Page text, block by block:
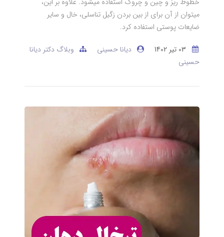
خطوط ریز و چین و چروک استفاده میشود. علاوه بر این،
میتوان از آن برای از بین بردن زگیل تناسلی، خال و سایر
ضایعات پوستی استفاده کرد.
دیانا حسینی
وبلاگ دکتر دیانا
حسینی